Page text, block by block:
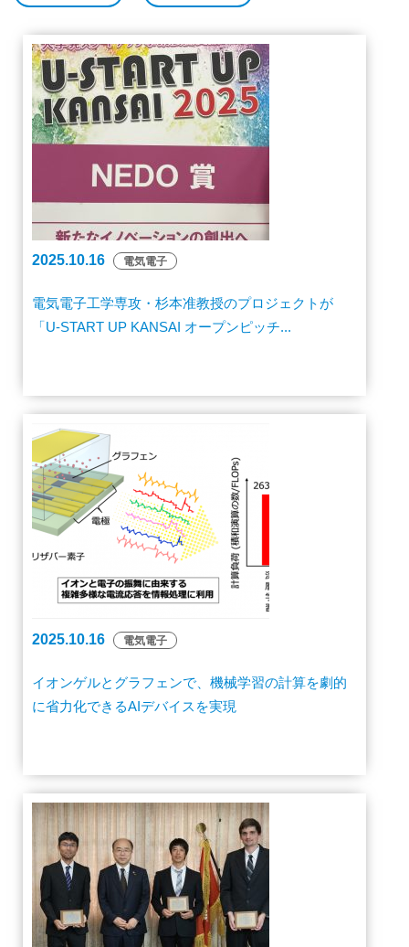
2025.10.16 電気電子
電気電子工学専攻・杉本准教授のプロジェクトが
「U-START UP KANSAI オープンピッチ...
2025.10.16 電気電子
イオンゲルとグラフェンで、機械学習の計算を劇的
に省力化できるAIデバイスを実現